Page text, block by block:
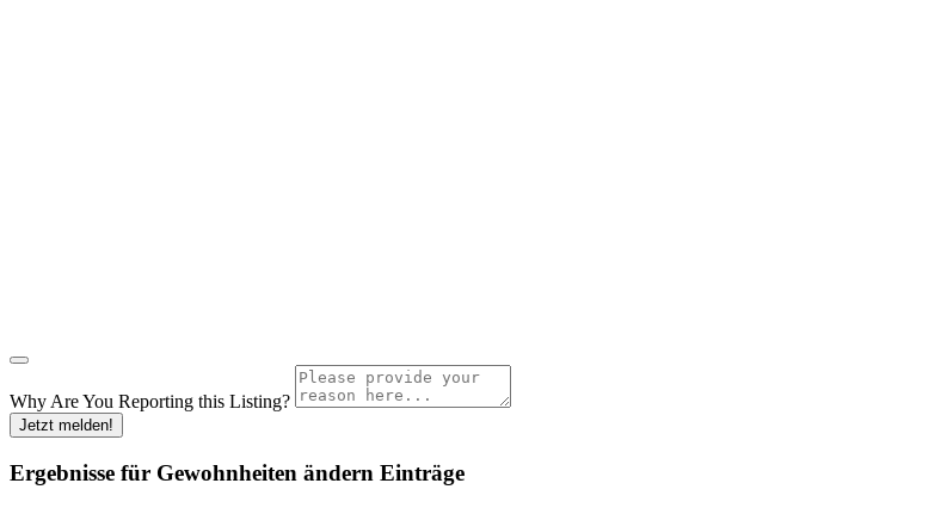
Why Are You Reporting this Listing?
Jetzt melden!
Ergebnisse für Gewohnheiten ändern Einträge